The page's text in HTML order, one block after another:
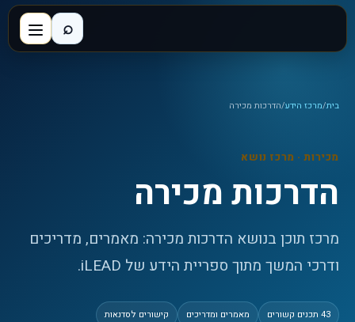
⌕
בית/מרכז הידע/הדרכות מכירה
מכירות· מרכז נושא
הדרכות מכירה
מרכז תוכן בנושא הדרכות מכירה: מאמרים, מדריכים
ודרכי המשך מתוך ספריית הידע של iLEAD.
43 תכנים קשורים מאמרים ומדריכים קישורים לסדנאות